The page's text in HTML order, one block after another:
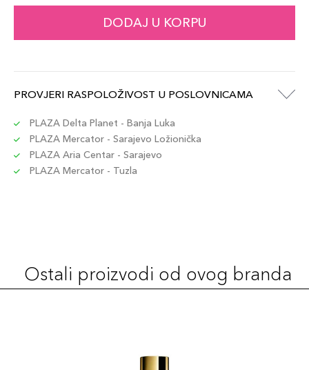
DODAJ U KORPU
PROVJERI RASPOLOŽIVOST U POSLOVNICAMA
PLAZA Delta Planet - Banja Luka
PLAZA Mercator - Sarajevo Ložionička
PLAZA Aria Centar - Sarajevo
PLAZA Mercator - Tuzla
Ostali proizvodi od ovog branda